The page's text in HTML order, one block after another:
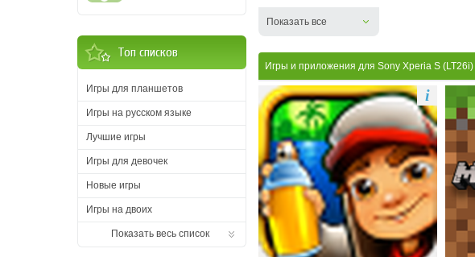
Показать все
Игры и приложения для Sony Xperia S (LT26i)
i
Топ списков
Игры для планшетов
Игры на русском языке
Лучшие игры
Игры для девочек
Новые игры
Игры на двоих
Показать весь список